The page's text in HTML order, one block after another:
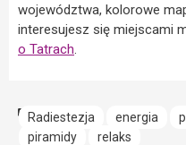
województwa, kolorowe
interesujesz się miejscami
o Tatrach.
Radiestezja energia
piramidy
relaks